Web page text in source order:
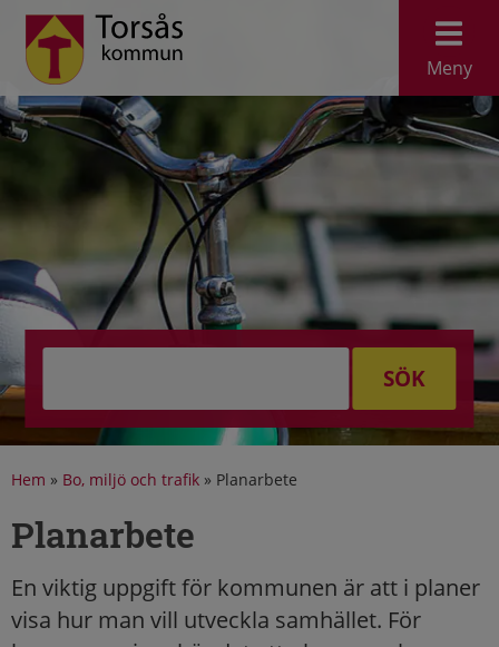
Meny
SÖK
Hem » Bo, miljö och trafik » Planarbete
Planarbete
En viktig uppgift för kommunen är att i planer
visa hur man vill utveckla samhället. För